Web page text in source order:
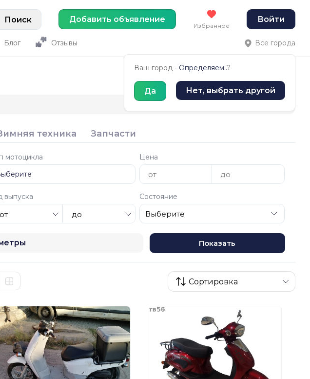
Добавить объявление
Избранное
Войти
Блог Отзывы Все города
Ваш город - Определяем..?
Да Нет, выбрать другой
техника Запчасти
мотоцикла Цена
выпуска Состояние
Показать